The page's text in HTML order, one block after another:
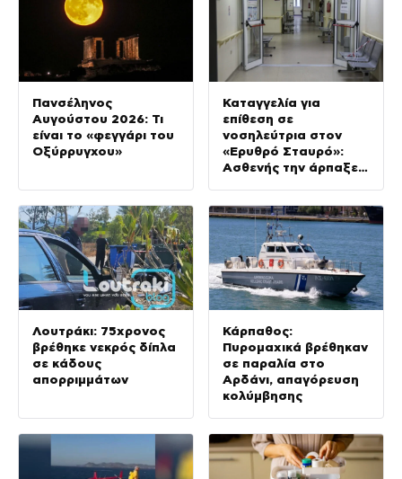
Πανσέληνος
Αυγούστου 2026: Τι
είναι το «φεγγάρι του
Οξύρρυγχου»
Καταγγελία για
επίθεση σε
νοσηλεύτρια στον
«Ερυθρό Σταυρό»:
Ασθενής την άρπαξε
Λουτράκι: 75χρονος
βρέθηκε νεκρός δίπλα
σε κάδους
απορριμμάτων
Κάρπαθος:
Πυρομαχικά βρέθηκαν
σε παραλία στο
Αρδάνι, απαγόρευση
κολύμβησης